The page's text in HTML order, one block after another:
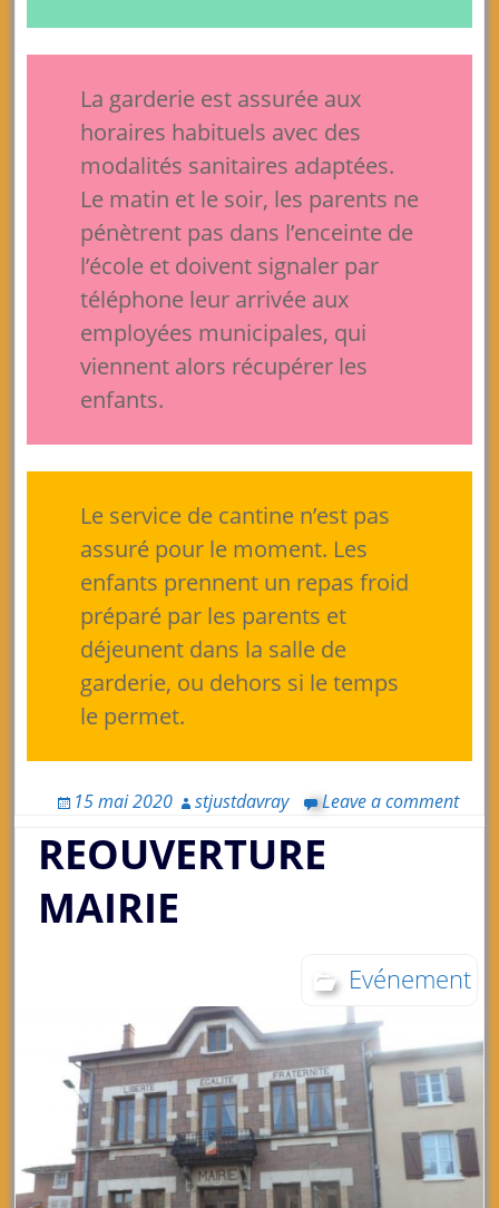
La garderie est assurée aux
horaires habituels avec des
modalités sanitaires adaptées.
Le matin et le soir, les parents ne
pénètrent pas dans l’enceinte de
l’école et doivent signaler par
téléphone leur arrivée aux
employées municipales, qui
viennent alors récupérer les
enfants.
Le service de cantine n’est pas
assuré pour le moment. Les
enfants prennent un repas froid
préparé par les parents et
déjeunent dans la salle de
garderie, ou dehors si le temps
le permet.
15 mai 2020 stjustdavray Leave a comment
REOUVERTURE
MAIRIE
Evénement